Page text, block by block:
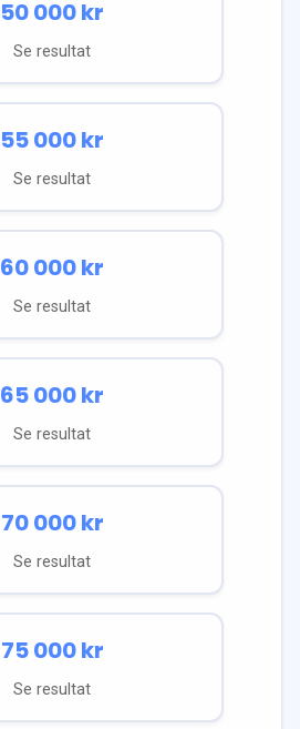
50 000kr
Se resultat
55 000kr
Se resultat
60 000kr
Se resultat
65 000kr
Se resultat
70 000kr
Se resultat
75 000kr
Se resultat